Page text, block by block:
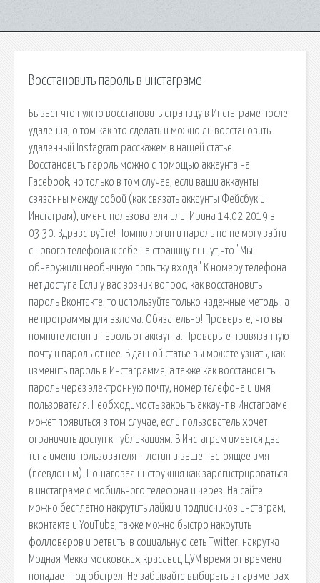
Восстановить пароль в инстаграме
Бывает что нужно восстановить страницу в Инстаграме после
удаления, о том как это сделать и можно ли восстановить
удаленный Instagram расскажем в нашей статье.
Восстановить пароль можно с помощью аккаунта на
Facebook, но только в том случае, если ваши аккаунты
связанны между собой (как связать аккаунты Фейсбук и
Инстаграм), имени пользователя или. Ирина 14.02.2019 в
03:30. Здравствуйте! Помню логин и пароль но не могу зайти
с нового телефона к себе на страницу пишут,что "Мы
обнаружили необычную попытку входа" К номеру телефона
нет доступа Если у вас возник вопрос, как восстановить
пароль Вконтакте, то используйте только надежные методы, а
не программы для взлома. Обязательно! Проверьте, что вы
помните логин и пароль от аккаунта. Проверьте привязанную
почту и пароль от нее. В данной статье вы можете узнать, как
изменить пароль в Инстаграмме, а также как восстановить
пароль через электронную почту, номер телефона и имя
пользователя. Необходимость закрыть аккаунт в Инстаграме
может появиться в том случае, если пользователь хочет
ограничить доступ к публикациям. В Инстаграм имеется два
типа имени пользователя – логин и ваше настоящее имя
(псевдоним). Пошаговая инструкция как зарегистрироваться
в инстаграме с мобильного телефона и через. На сайте
можно бесплатно накрутить лайки и подписчиков инстаграм,
вконтакте и YouTube, также можно быстро накрутить
фолловеров и ретвиты в социальную сеть Twitter, накрутка
Модная Мекка московских красавиц ЦУМ время от времени
попадает под обстрел. Не забывайте выбирать в параметрах